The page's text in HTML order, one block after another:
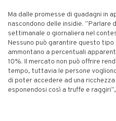
Ma dalle promesse di guadagni in
nascondono delle insidie. “Parlare
settimanale o giornaliera nel
Nessuno può garantire questo
ammontano a percentuali
10%. Il mercato non può offrire
tempo, tuttavia le persone
di poter accedere ad una
esponendosi così a truffe e